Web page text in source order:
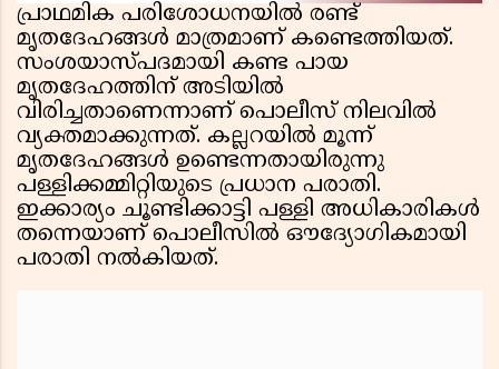
പ്രാഥമിക പരിശോധനയിൽ രണ്ട്
മൃതദേഹങ്ങൾ മാത്രമാണ് കണ്ടെത്തിയത്.
സംശയാസ്പദമായി കണ്ട പായ
മൃതദേഹത്തിന് അടിയിൽ
വിരിച്ചതാണെന്നാണ് പൊലീസ് നിലവിൽ
വ്യക്തമാക്കുന്നത്. കല്ലറയിൽ മൂന്ന്
മൃതദേഹങ്ങൾ ഉണ്ടെന്നതായിരുന്നു
പള്ളിക്കമ്മിറ്റിയുടെ പ്രധാന പരാതി.
ഇക്കാര്യം ചൂണ്ടിക്കാട്ടി പള്ളി അധികാരികൾ
തന്നെയാണ് പൊലീസിൽ ഔദ്യോഗികമായി
പരാതി നൽകിയത്.